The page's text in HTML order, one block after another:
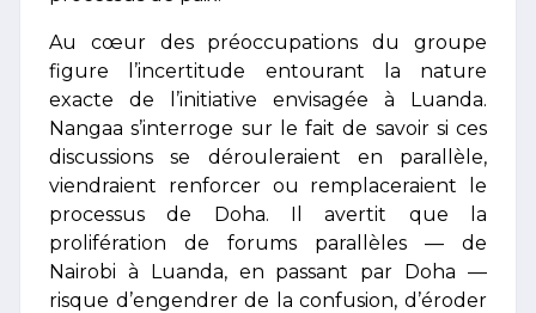
Au cœur des préoccupations du groupe
figure l’incertitude entourant la nature
exacte de l’initiative envisagée à Luanda.
Nangaa s’interroge sur le fait de savoir si ces
discussions se dérouleraient en parallèle,
viendraient renforcer ou remplaceraient le
processus de Doha. Il avertit que la
prolifération de forums parallèles — de
Nairobi à Luanda, en passant par Doha —
risque d’engendrer de la confusion, d’éroder